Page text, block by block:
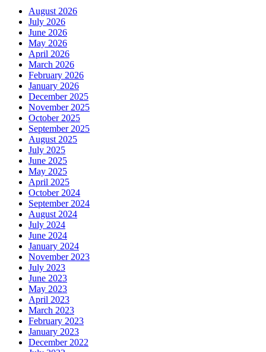
August 2026
July 2026
June 2026
May 2026
April 2026
March 2026
February 2026
January 2026
December 2025
November 2025
October 2025
September 2025
August 2025
July 2025
June 2025
May 2025
April 2025
October 2024
September 2024
August 2024
July 2024
June 2024
January 2024
November 2023
July 2023
June 2023
May 2023
April 2023
March 2023
February 2023
January 2023
December 2022